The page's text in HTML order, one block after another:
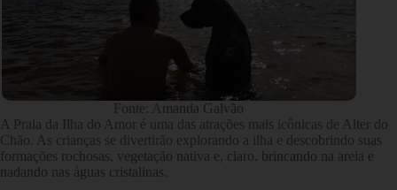
Fonte: Amanda Galvão
A Praia da Ilha do Amor é uma das atrações mais icônicas de Alter do
Chão. As crianças se divertirão explorando a ilha e descobrindo suas
formações rochosas, vegetação nativa e, claro, brincando na areia e
nadando nas águas cristalinas.